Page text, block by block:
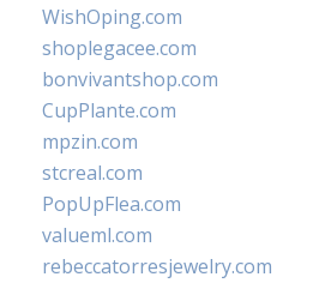
WishOping.com
shoplegacee.com
bonvivantshop.com
CupPlante.com
mpzin.com
stcreal.com
PopUpFlea.com
valueml.com
rebeccatorresjewelry.com